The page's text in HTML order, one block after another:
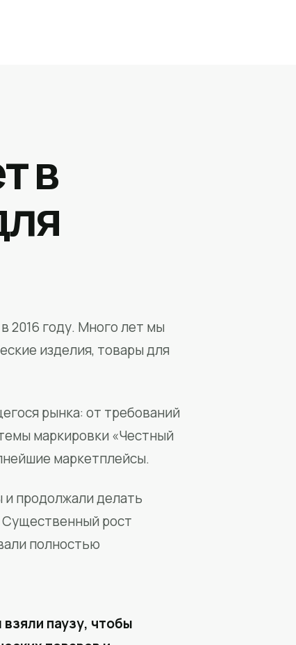
в
2016 году. Много лет мы
изделия, товары для
рынка: от требований
маркировки «Честный
маркетплейсы.
и продолжали делать
Существенный рост
полностью
паузу, чтобы